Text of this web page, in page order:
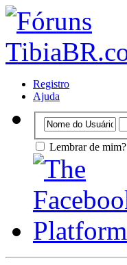
Registro
Ajuda
Lembrar de mim?